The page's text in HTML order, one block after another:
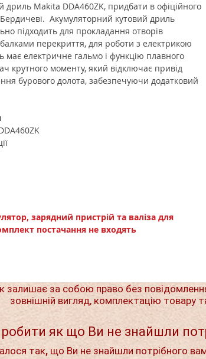
дриль Makita DDA460ZK, придбати в офіційного
Акумуляторний кутовий дриль
підходить для прокладання отворів
перекриття, для роботи з електрикою
має електричне гальмо і функцію плавного
крутного моменту, який відключає привід
бурового долота, забезпечуючи додатковий
зарядний пристрій та валіза для
постачання не входять
залишає за собою право без
зовнішній вигляд, комплектацію товару
як що Ви не знайшли
так, що Ви не знайшли потрібного